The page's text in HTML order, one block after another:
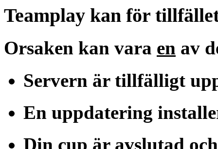
Teamplay kan för
Orsaken kan vara en av
Servern är tillfälligt
En uppdatering
Din cup är avslutad